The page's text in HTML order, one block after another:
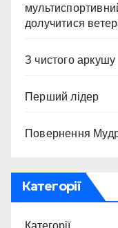
долучитися
З чистого аркушу
Перший лідер
Повернення
Категорії
Категорії